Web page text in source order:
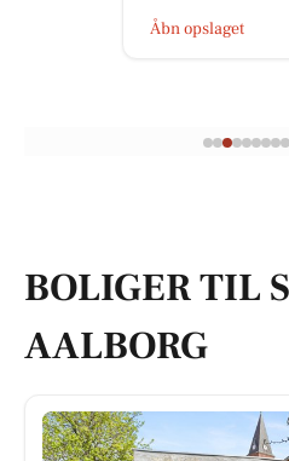
Åbn opslaget
BOLIGER TIL
AALBORG